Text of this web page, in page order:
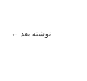
نوشته بعد ←